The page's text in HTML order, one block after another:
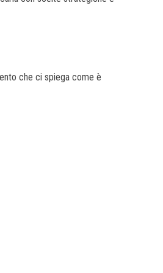
che ci spiega come è